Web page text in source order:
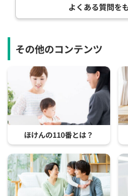
よくある質問を
その他のコンテンツ
ほけんの110番とは？